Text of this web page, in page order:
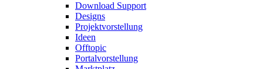
Download Support
Designs
Projektvorstellung
Ideen
Offtopic
Portalvorstellung